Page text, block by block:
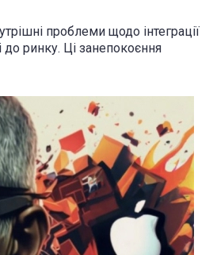
проблеми щодо інтеграції
ринку. Ці занепокоєння